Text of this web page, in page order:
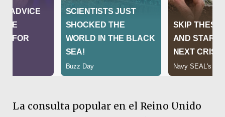
La consulta popular en el Reino Unido